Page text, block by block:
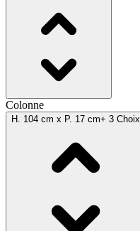
Colonne
H. 104 cm x P. 17 cm+ 3 Choix